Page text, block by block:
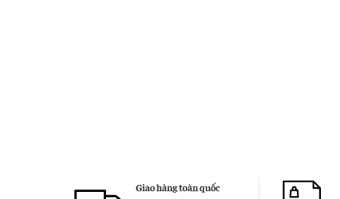
Giao hàng toàn quốc